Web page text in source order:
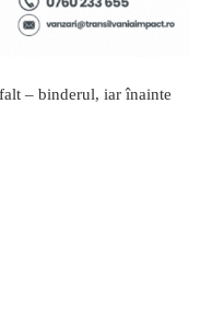
– binderul, iar înainte